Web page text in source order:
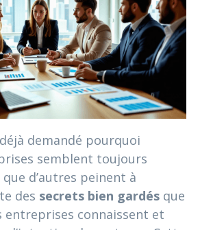
demandé pourquoi
semblent toujours
d’autres peinent à
des secrets bien gardés que
entreprises connaissent et